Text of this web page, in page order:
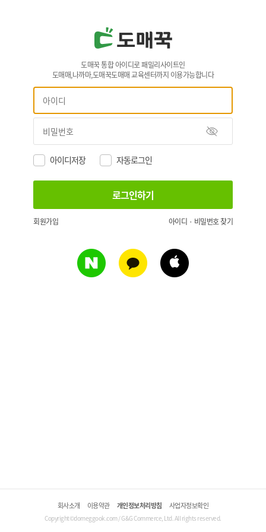
도매꾹 통합 아이디로 패밀리사이트인
도매매,나까마,도매꾹도매매 교육센터까지 이용가능합니다
아이디저장 자동로그인
회원가입 아이디 · 비밀번호 찾기
회사소개 이용약관 개인정보처리방침 사업자정보확인
Copyright©domeggook.com / G&G Commerce, Ltd. All rights reserved.